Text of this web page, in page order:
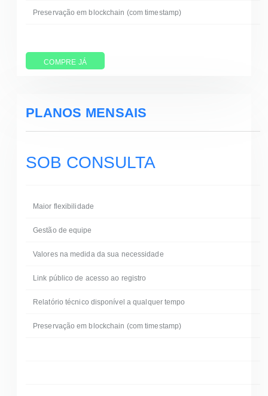
Preservação em blockchain (com timestamp)
COMPRE JÁ
PLANOS MENSAIS
SOB CONSULTA
Maior flexibilidade
Gestão de equipe
Valores na medida da sua necessidade
Link público de acesso ao registro
Relatório técnico disponível a qualquer tempo
Preservação em blockchain (com timestamp)